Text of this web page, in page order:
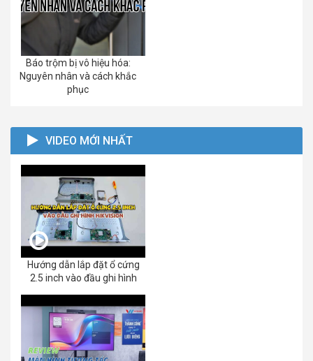
Báo trộm bị vô hiệu hóa:
Nguyên nhân và cách khắc
phục
VIDEO MỚI NHẤT
Hướng dẫn lắp đặt ổ cứng
2.5 inch vào đầu ghi hình